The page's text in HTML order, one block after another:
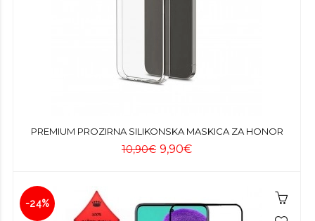
PREMIUM PROZIRNA SILIKONSKA MASKICA ZA HONOR
10,90€ 9,90€
-24%